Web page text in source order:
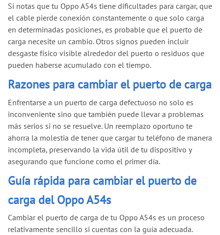
Si notas que tu Oppo A54s tiene dificultades para cargar, que
el cable pierde conexión constantemente o que solo carga
en determinadas posiciones, es probable que el puerto de
carga necesite un cambio. Otros signos pueden incluir
desgaste físico visible alrededor del puerto o residuos que
pueden haberse acumulado con el tiempo.
Razones para cambiar el puerto de carga
Enfrentarse a un puerto de carga defectuoso no solo es
inconveniente sino que también puede llevar a problemas
más serios si no se resuelve. Un reemplazo oportuno te
ahorra la molestia de tener que cargar tu teléfono de manera
incompleta, preservando la vida útil de tu dispositivo y
asegurando que funcione como el primer día.
Guía rápida para cambiar el puerto de
carga del Oppo A54s
Cambiar el puerto de carga de tu Oppo A54s es un proceso
relativamente sencillo si cuentas con la guía adecuada.